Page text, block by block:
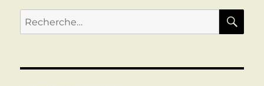
point
en
2020
Recherche
pour :